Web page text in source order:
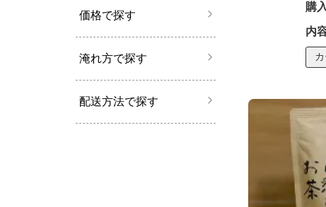
購
内
価格で探す
淹れ方で探す
配送方法で探す